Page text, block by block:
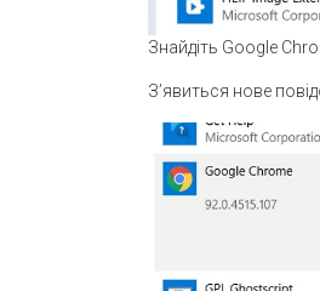
Знайдіть Google
З’явиться нове